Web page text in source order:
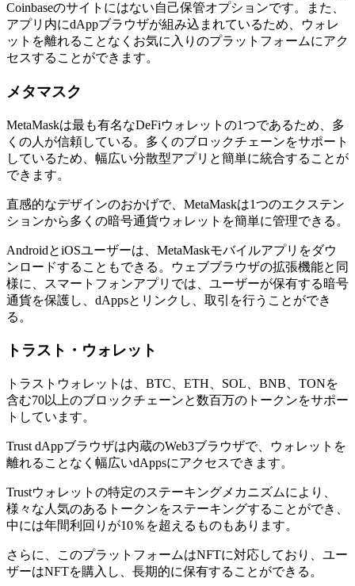
Coinbaseのサイトにはない自己保管オプションです。また、
アプリ内にdAppブラウザが組み込まれているため、ウォレ
ットを離れることなくお気に入りのプラットフォームにアク
セスすることができます。
メタマスク
MetaMaskは最も有名なDeFiウォレットの1つであるため、多
くの人が信頼している。多くのブロックチェーンをサポート
しているため、幅広い分散型アプリと簡単に統合することが
できます。
直感的なデザインのおかげで、MetaMaskは1つのエクステン
ションから多くの暗号通貨ウォレットを簡単に管理できる。
AndroidとiOSユーザーは、MetaMaskモバイルアプリをダウ
ンロードすることもできる。ウェブブラウザの拡張機能と同
様に、スマートフォンアプリでは、ユーザーが保有する暗号
通貨を保護し、dAppsとリンクし、取引を行うことができ
る。
トラスト・ウォレット
トラストウォレットは、BTC、ETH、SOL、BNB、TONを
含む70以上のブロックチェーンと数百万のトークンをサポー
トしています。
Trust dAppブラウザは内蔵のWeb3ブラウザで、ウォレットを
離れることなく幅広いdAppsにアクセスできます。
Trustウォレットの特定のステーキングメカニズムにより、
様々な人気のあるトークンをステーキングすることができ、
中には年間利回りが10％を超えるものもあります。
さらに、このプラットフォームはNFTに対応しており、ユー
ザーはNFTを購入し、長期的に保有することができる。